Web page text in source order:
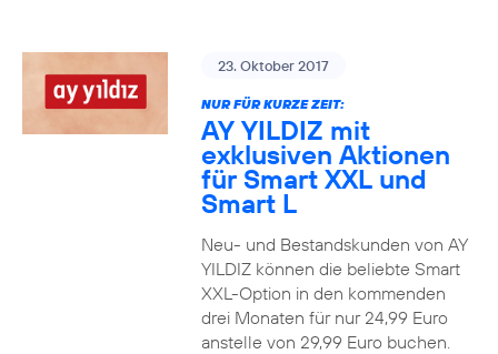
23. Oktober 2017
NUR FÜR KURZE ZEIT:
AY YILDIZ mit
exklusiven Aktionen
für Smart XXL und
Smart L
Neu- und Bestandskunden von AY
YILDIZ können die beliebte Smart
XXL-Option in den kommenden
drei Monaten für nur 24,99 Euro
anstelle von 29,99 Euro buchen.